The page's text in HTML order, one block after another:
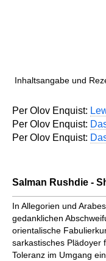
Inhaltsangabe und
Per Olov Enquist:
Per Olov Enquist:
Per Olov Enquist:
Salman Rushdie -
In Allegorien und
gedanklichen
orientalische
sarkastisches Plädoyer
Toleranz im Umgang